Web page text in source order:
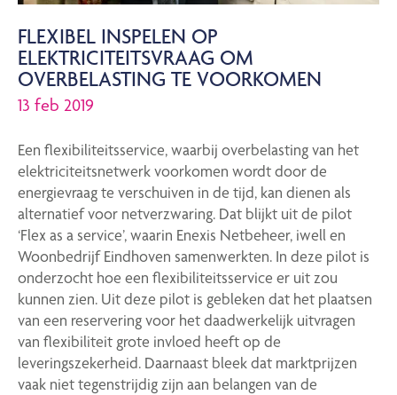
FLEXIBEL INSPELEN OP
ELEKTRICITEITSVRAAG OM
OVERBELASTING TE VOORKOMEN
13 feb 2019
Een flexibiliteitsservice, waarbij overbelasting van het
elektriciteitsnetwerk voorkomen wordt door de
energievraag te verschuiven in de tijd, kan dienen als
alternatief voor netverzwaring. Dat blijkt uit de pilot
‘Flex as a service’, waarin Enexis Netbeheer, iwell en
Woonbedrijf Eindhoven samenwerkten. In deze pilot is
onderzocht hoe een flexibiliteitsservice er uit zou
kunnen zien. Uit deze pilot is gebleken dat het plaatsen
van een reservering voor het daadwerkelijk uitvragen
van flexibiliteit grote invloed heeft op de
leveringszekerheid. Daarnaast bleek dat marktprijzen
vaak niet tegenstrijdig zijn aan belangen van de